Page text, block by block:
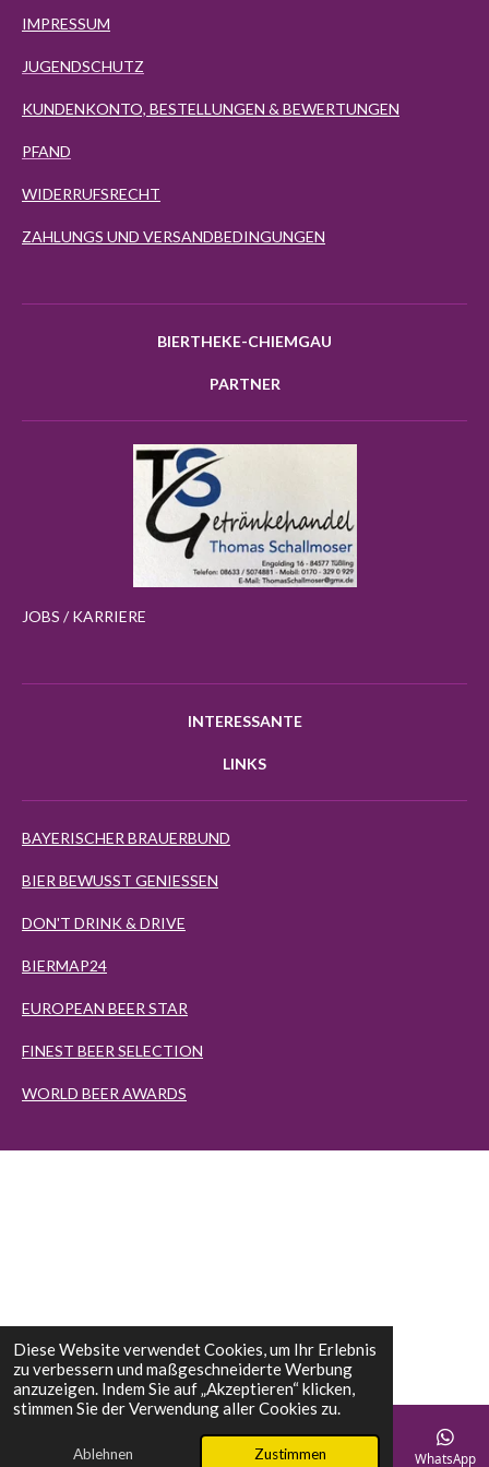
Diese Website verwendet Cookies, um Ihr Erlebnis
zu verbessern und maßgeschneiderte Werbung
anzuzeigen. Indem Sie auf „Akzeptieren“ klicken,
stimmen Sie der Verwendung aller Cookies zu.
Ablehnen Zustimmen
IMPRESSUM
JUGENDSCHUTZ
KUNDENKONTO, BESTELLUNGEN & BEWERTUNGEN
PFAND
WIDERRUFSRECHT
ZAHLUNGS UND VERSANDBEDINGUNGEN
BIERTHEKE-CHIEMGAU
PARTNER
JOBS / KARRIERE
INTERESSANTE
LINKS
BAYERISCHER BRAUERBUND
BIER BEWUSST GENIESSEN
DON'T DRINK & DRIVE
BIERMAP24
EUROPEAN BEER STAR
FINEST BEER SELECTION
WORLD BEER AWARDS
E-Mail Telefon Karte Instagram WhatsApp